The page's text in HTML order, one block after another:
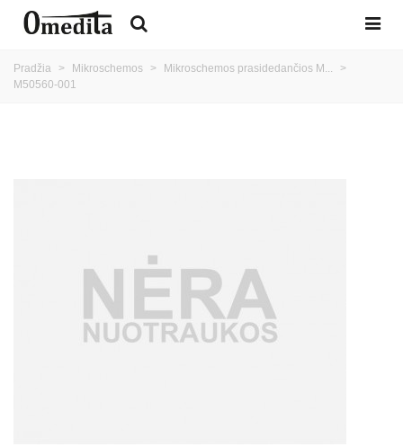
Pradžia > Mikroschemos > Mikroschemos prasidedančios M...
>
M50560-001